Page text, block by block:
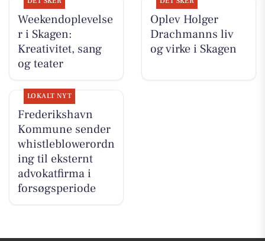
Weekendoplevelse
r i Skagen:
Kreativitet, sang
og teater
Oplev Holger
Drachmanns liv
og virke i Skagen
LOKALT NYT
Frederikshavn
Kommune sender
whistleblowerordn
ing til eksternt
advokatfirma i
forsøgsperiode